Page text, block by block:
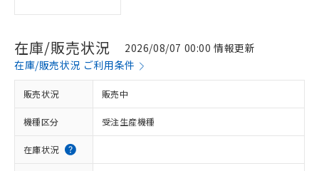
在庫/販売状況
2026/08/07 00:00 情報更新
在庫/販売状況 ご利用条件
販売状況 販売中
機種区分 受注生産機種
在庫状況